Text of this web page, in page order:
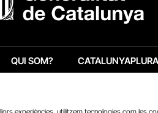
QUI SOM?